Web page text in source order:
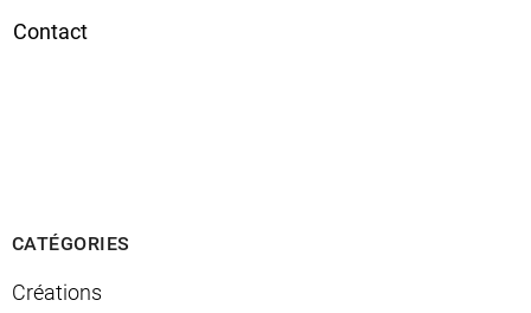
Contact
CATÉGORIES
Créations